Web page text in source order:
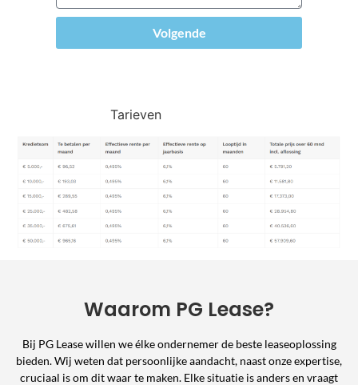
Volgende
Tarieven
Waarom PG Lease?
Bij PG Lease willen we élke ondernemer de beste leaseoplossing
bieden. Wij weten dat persoonlijke aandacht, naast onze expertise,
cruciaal is om dit waar te maken. Elke situatie is anders en vraagt